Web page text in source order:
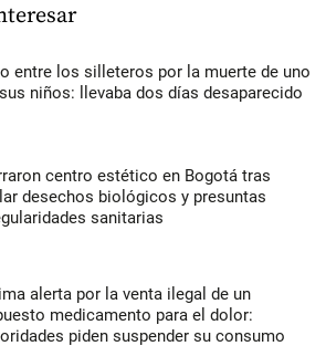
entre los silleteros por la muerte de uno
niños: llevaba dos días desaparecido
centro estético en Bogotá tras
desechos biológicos y presuntas
sanitarias
alerta por la venta ilegal de un
medicamento para el dolor:
piden suspender su consumo